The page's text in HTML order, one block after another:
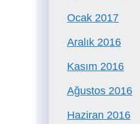
Ocak 2017
Aralık 2016
Kasım 2016
Ağustos 2016
Haziran 2016